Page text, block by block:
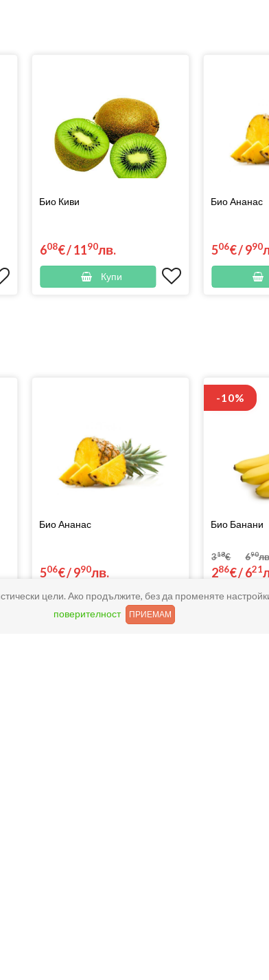
Био Киви
608€/1190лв.
Купи
Био Ананас
506€/990
Био Ананас
506€/990лв.
Купи
-10%
Био Банани
318€
286€/
690
621
цели. Ако продължите, без да променяте
поверителност
ПРИЕМАМ